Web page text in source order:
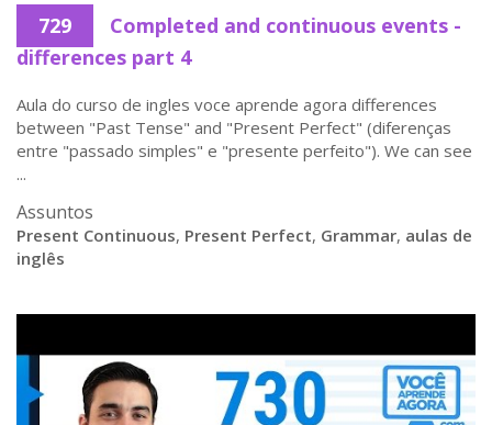
729
Completed and continuous events -
differences part 4
Aula do curso de ingles voce aprende agora differences
between "Past Tense" and "Present Perfect" (diferenças
entre "passado simples" e "presente perfeito"). We can see
...
Assuntos
Present Continuous, Present Perfect, Grammar, aulas de
inglês